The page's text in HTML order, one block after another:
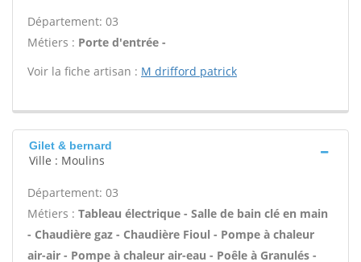
Département: 03
Métiers : Porte d'entrée -
Voir la fiche artisan : M drifford patrick
Gilet & bernard
Ville : Moulins
Département: 03
Métiers : Tableau électrique - Salle de bain clé en main
- Chaudière gaz - Chaudière Fioul - Pompe à chaleur
air-air - Pompe à chaleur air-eau - Poêle à Granulés -